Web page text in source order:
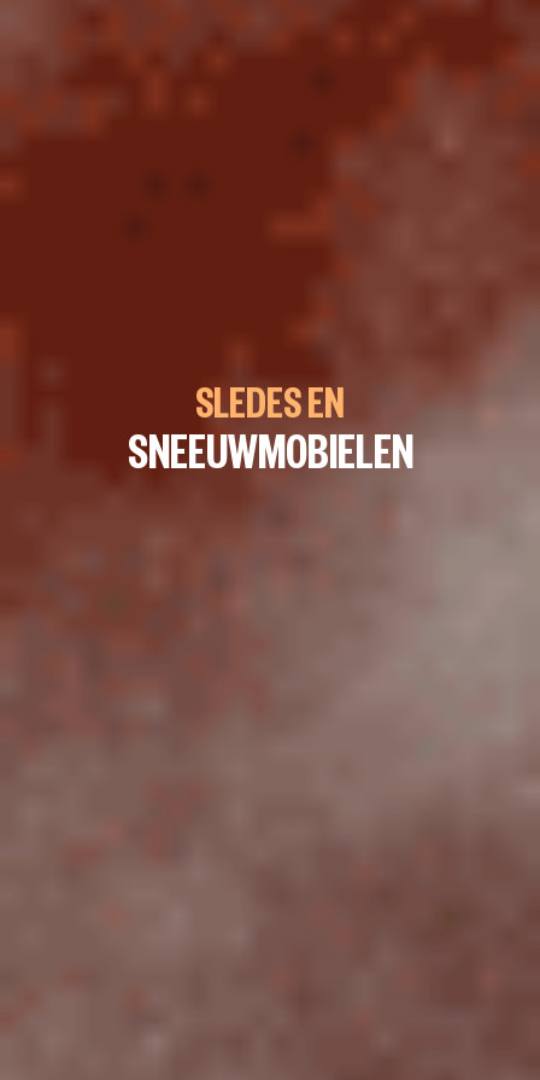
SLEDES EN
SNEEUWMOBIELEN